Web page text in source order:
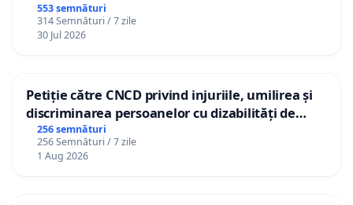
553 semnături
314 Semnături / 7 zile
30 Jul 2026
Petiție către CNCD privind injuriile, umilirea și
discriminarea persoanelor cu dizabilități de
către utilizatorul TikTok „Gorici”
256 semnături
256 Semnături / 7 zile
1 Aug 2026